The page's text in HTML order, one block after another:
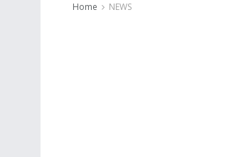
Home NEWS